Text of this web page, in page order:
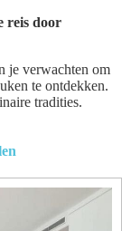
reis door
je verwachten om
te ontdekken.
tradities.